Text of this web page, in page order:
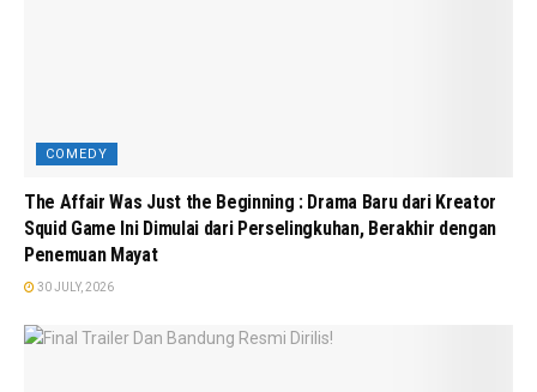
COMEDY
The Affair Was Just the Beginning : Drama Baru dari Kreator
Squid Game Ini Dimulai dari Perselingkuhan, Berakhir dengan
Penemuan Mayat
30 JULY, 2026